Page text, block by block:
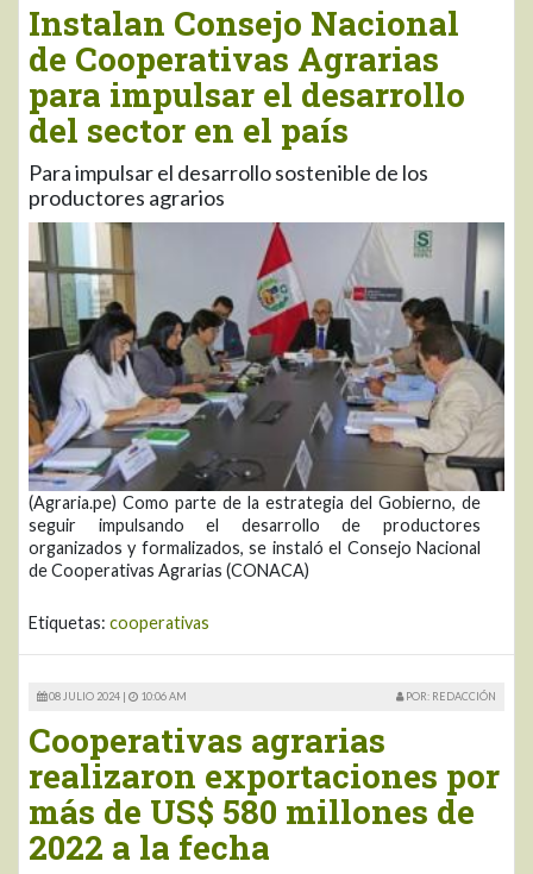
Instalan Consejo Nacional
de Cooperativas Agrarias
para impulsar el desarrollo
del sector en el país
Para impulsar el desarrollo sostenible de los
productores agrarios
(Agraria.pe) Como parte de la estrategia del Gobierno, de
seguir impulsando el desarrollo de productores
organizados y formalizados, se instaló el Consejo Nacional
de Cooperativas Agrarias (CONACA)
Etiquetas: cooperativas
08 JULIO 2024 | 10:06 AM POR: REDACCIÓN
Cooperativas agrarias
realizaron exportaciones por
más de US$ 580 millones de
2022 a la fecha